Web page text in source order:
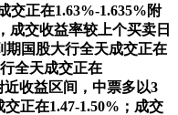
交正在1.63%-1.635%附
成交收益率较上个买卖日
期国股大行全天成交正在
全天成交正在
近收益区间，中票多以3
正在1.47-1.50%；成交